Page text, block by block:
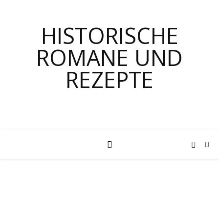
HISTORISCHE
ROMANE UND
REZEPTE